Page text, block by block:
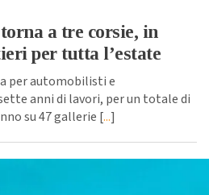
a tre corsie, in
per tutta l’estate
per automobilisti e
anni di lavori, per un totale di
su 47 gallerie [...]